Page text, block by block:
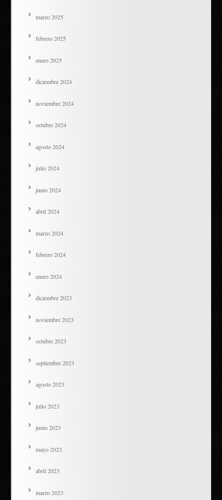
marzo 2025
febrero 2025
enero 2025
diciembre 2024
noviembre 2024
octubre 2024
agosto 2024
julio 2024
junio 2024
abril 2024
marzo 2024
febrero 2024
enero 2024
diciembre 2023
noviembre 2023
octubre 2023
septiembre 2023
agosto 2023
julio 2023
junio 2023
mayo 2023
abril 2023
marzo 2023